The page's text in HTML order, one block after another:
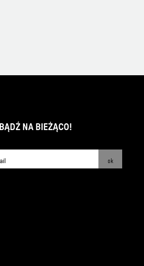
BĄDŹ NA BIEŻĄCO!
ok